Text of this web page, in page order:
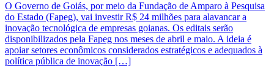
O Governo de Goiás, por meio da Fundação de Amparo à Pesquisa
do Estado (Fapeg), vai investir R$ 24 milhões para alavancar a
inovação tecnológica de empresas goianas. Os editais serão
disponibilizados pela Fapeg nos meses de abril e maio. A ideia é
apoiar setores econômicos considerados estratégicos e adequados à
política pública de inovação […]